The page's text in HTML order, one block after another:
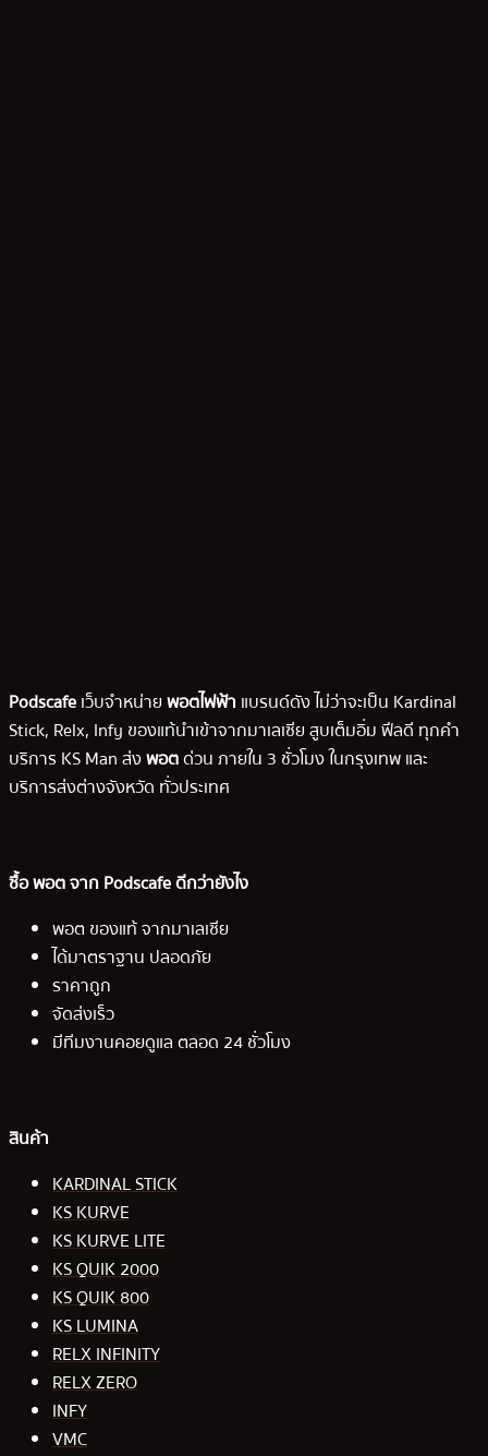
Podscafeเว็บจำหน่ายพอตไฟฟ้า แบรนด์ดัง ไม่ว่าจะเป็น Kardinal
Stick, Relx, Infy ของแท้นำเข้าจากมาเลเซีย สูบเต็มอิ่ม ฟีลดี ทุกคำ
บริการ KS Man ส่งพอตด่วน ภายใน 3 ชั่วโมง ในกรุงเทพ และ
บริการส่งต่างจังหวัด ทั่วประเทศ
ซื้อ พอต จาก Podscafe ดีกว่ายังไง
พอต ของแท้ จากมาเลเซีย
ได้มาตราฐาน ปลอดภัย
ราคาถูก
จัดส่งเร็ว
มีทีมงานคอยดูแล ตลอด 24 ชั่วโมง
สินค้า
KARDINAL STICK
KS KURVE
KS KURVE LITE
KS QUIK 2000
KS QUIK 800
KS LUMINA
RELX INFINITY
RELX ZERO
INFY
VMC